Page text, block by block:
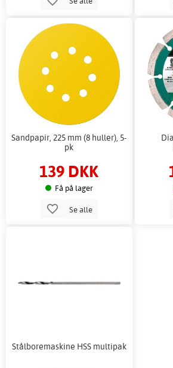
Sandpapir, 225 mm (8 huller), 5-
pk
139 DKK
Få på lager
Se alle
Stålboremaskine HSS multipak